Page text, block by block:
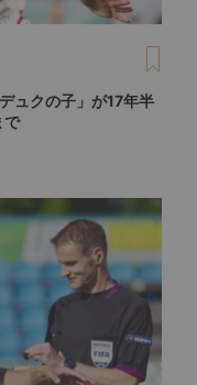
ュクの子」が17年半
で